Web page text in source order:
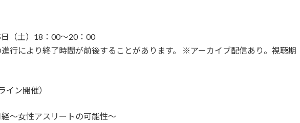
（土）18：00～20：00
り終了時間が前後することがあります。 ※アーカイブ配信あり。視聴期
イン開催）
〜女性アスリートの可能性〜